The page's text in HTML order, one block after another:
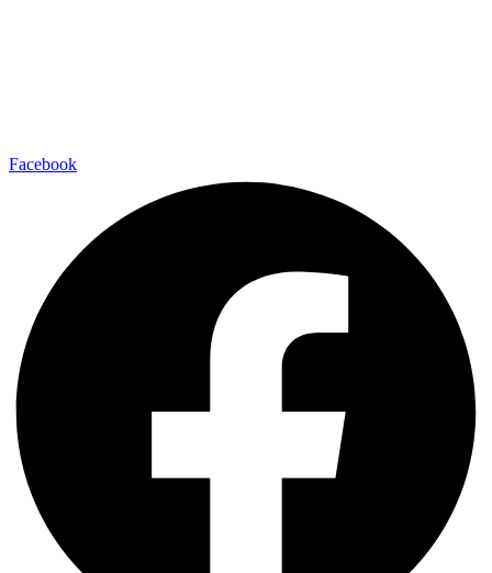
Facebook